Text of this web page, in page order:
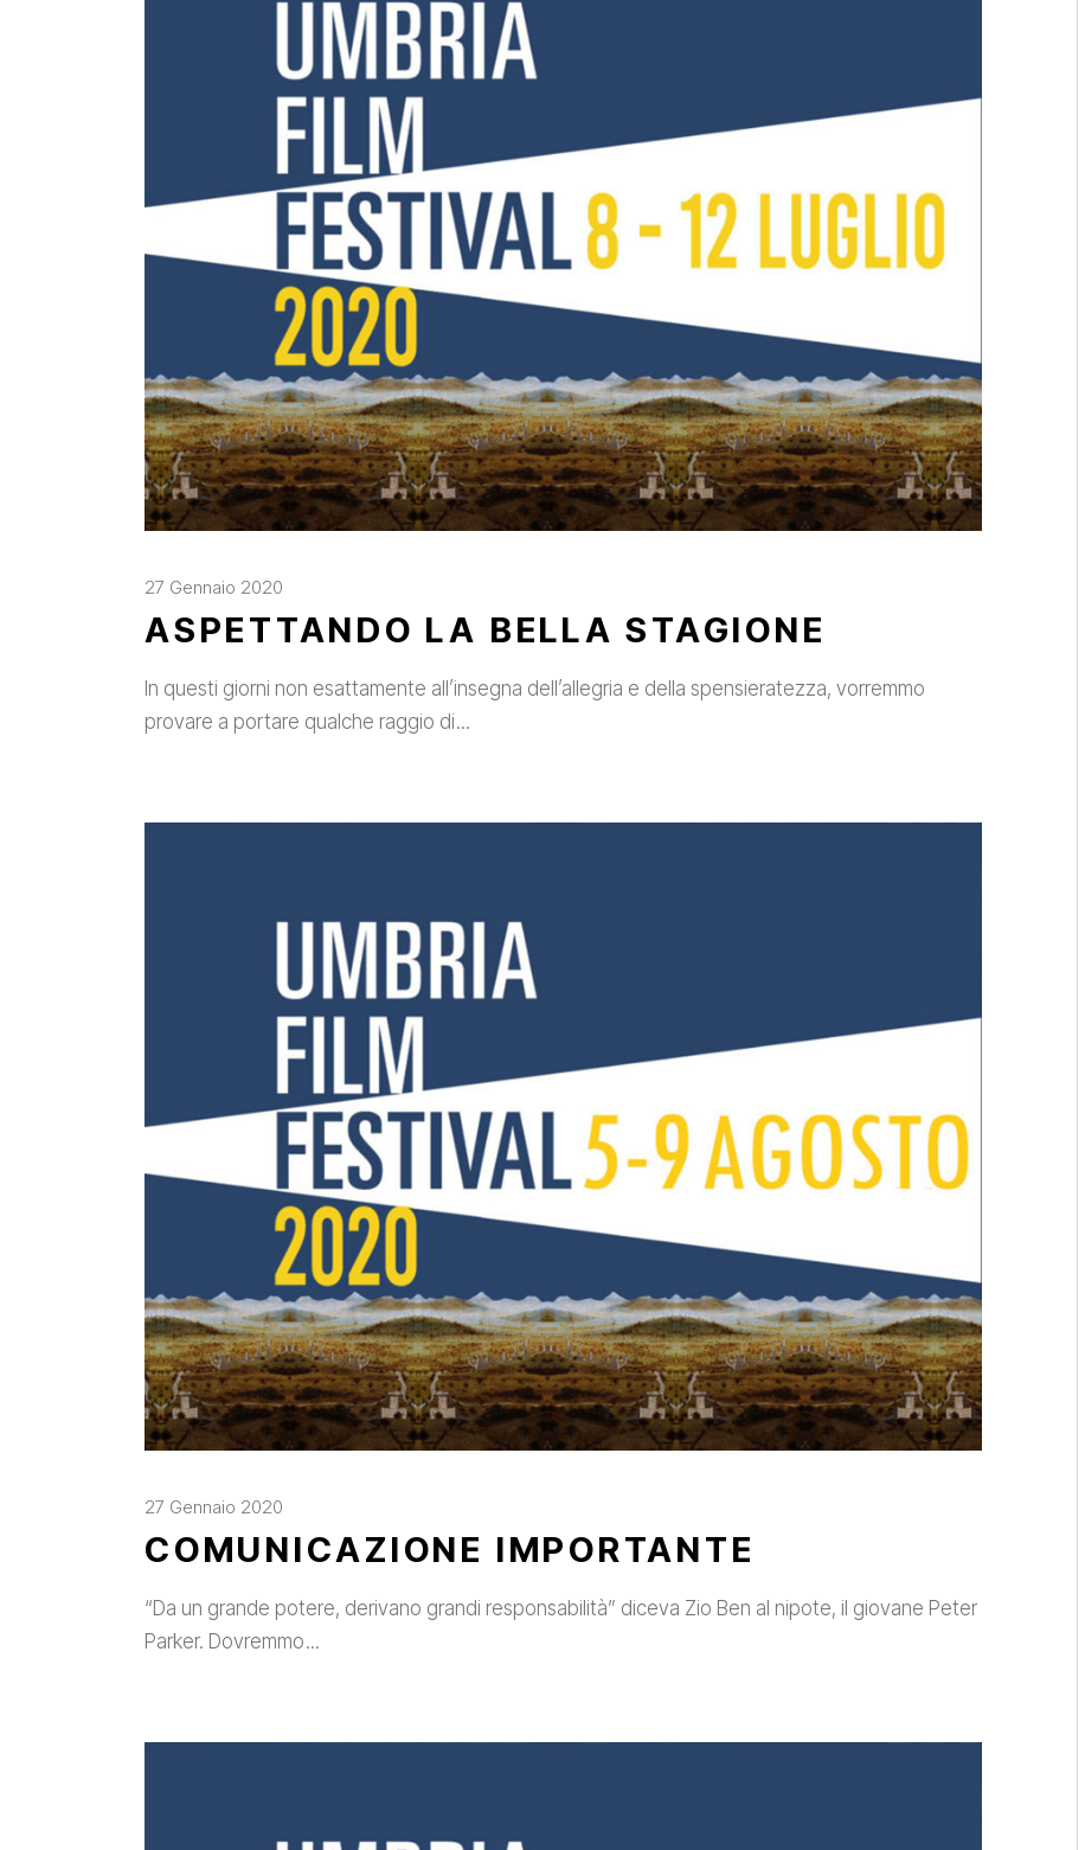
27 Gennaio 2020
ASPETTANDO LA BELLA STAGIONE
In questi giorni non esattamente all’insegna dell’allegria e della spensieratezza, vorremmo
provare a portare qualche raggio di
27 Gennaio 2020
COMUNICAZIONE IMPORTANTE
“Da un grande potere, derivano grandi responsabilità” diceva Zio Ben al nipote, il giovane Peter
Parker. Dovremmo